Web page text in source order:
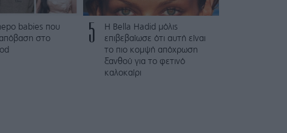
babies που
στο
5
Η Bella Hadid μόλις
επιβεβαίωσε ότι αυτή είναι
το πιο κομψή απόχρωση
ξανθού για το φετινό
καλοκαίρι